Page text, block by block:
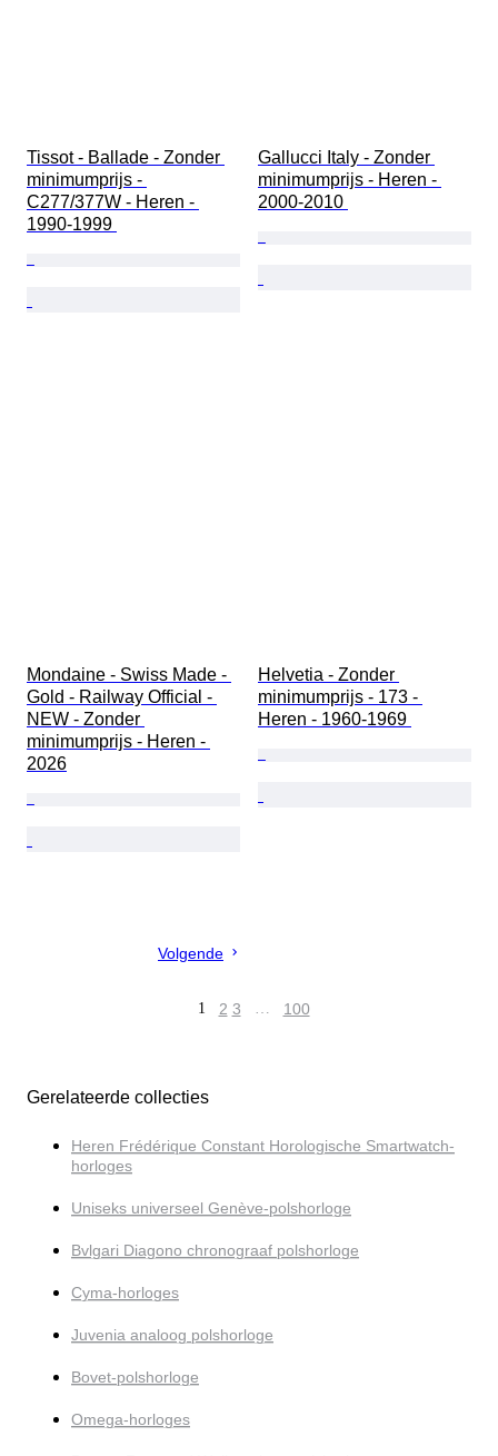
Tissot - Ballade - Zonder
minimumprijs -
C277/377W - Heren -
1990-1999
Gallucci Italy - Zonder
minimumprijs - Heren -
2000-2010
Mondaine - Swiss Made -
Gold - Railway Official -
NEW - Zonder
minimumprijs - Heren -
2026
Helvetia - Zonder
minimumprijs - 173 -
Heren - 1960-1969
Volgende
1 2 3 … 100
Gerelateerde collecties
Heren Frédérique Constant Horologische Smartwatch-
horloges
Uniseks universeel Genève-polshorloge
Bvlgari Diagono chronograaf polshorloge
Cyma-horloges
Juvenia analoog polshorloge
Bovet-polshorloge
Omega-horloges